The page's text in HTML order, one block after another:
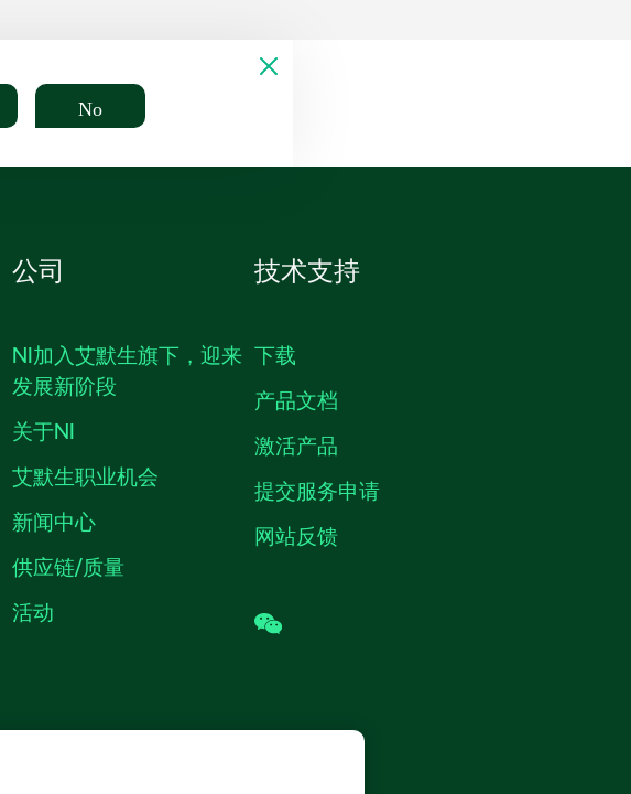
No
公司
NI加入艾默生旗下，迎来
发展新阶段
关于NI
艾默生职业机会
新闻中心
供应链/质量
活动
技术支持
下载
产品文档
激活产品
提交服务申请
网站反馈
wechat